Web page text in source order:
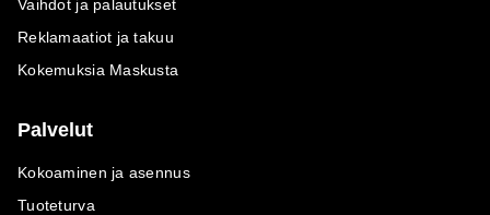
Vaihdot ja palautukset
Reklamaatiot ja takuu
Kokemuksia Maskusta
Palvelut
Kokoaminen ja asennus
Tuoteturva